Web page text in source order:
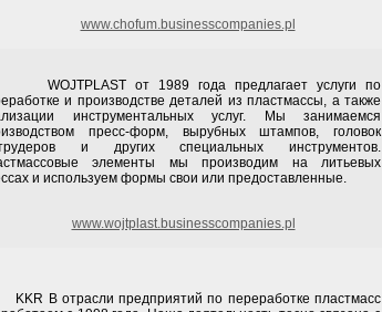
www.chofum.businesscompanies.pl
от 1989 года предлагает услуги по
и производстве деталей из пластмассы, а также
инструментальных услуг. Мы занимаемся
пресс-форм, вырубных штампов, головок
и других специальных инструментов.
элементы мы производим на литьевых
и используем формы свои или предоставленные.
www.wojtplast.businesscompanies.pl
В отрасли предприятий по переработке пластмасс